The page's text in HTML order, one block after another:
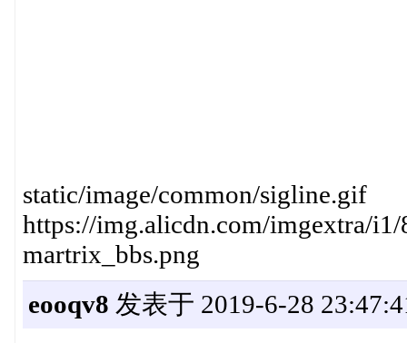
static/image/common/sigline.gif
https://img.alicdn.com/imgextra/
martrix_bbs.png
eooqv8 发表于 2019-6-28